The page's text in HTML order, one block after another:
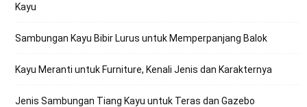
Kayu
Sambungan Kayu Bibir Lurus untuk Memperpanjang Balok
Kayu Meranti untuk Furniture, Kenali Jenis dan Karakternya
Jenis Sambungan Tiang Kayu untuk Teras dan Gazebo